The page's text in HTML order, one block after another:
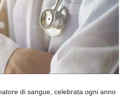
di sangue, celebrata ogni anno